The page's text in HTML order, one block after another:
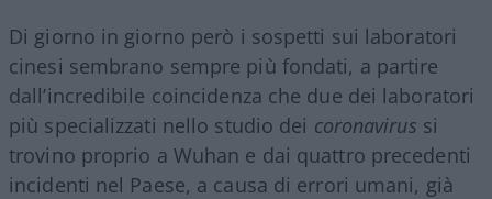
Di giorno in giorno però i sospetti sui laboratori
cinesi sembrano sempre più fondati, a partire
dall’incredibile coincidenza che due dei laboratori
più specializzati nello studio dei coronavirus si
trovino proprio a Wuhan e dai quattro precedenti
incidenti nel Paese, a causa di errori umani, già